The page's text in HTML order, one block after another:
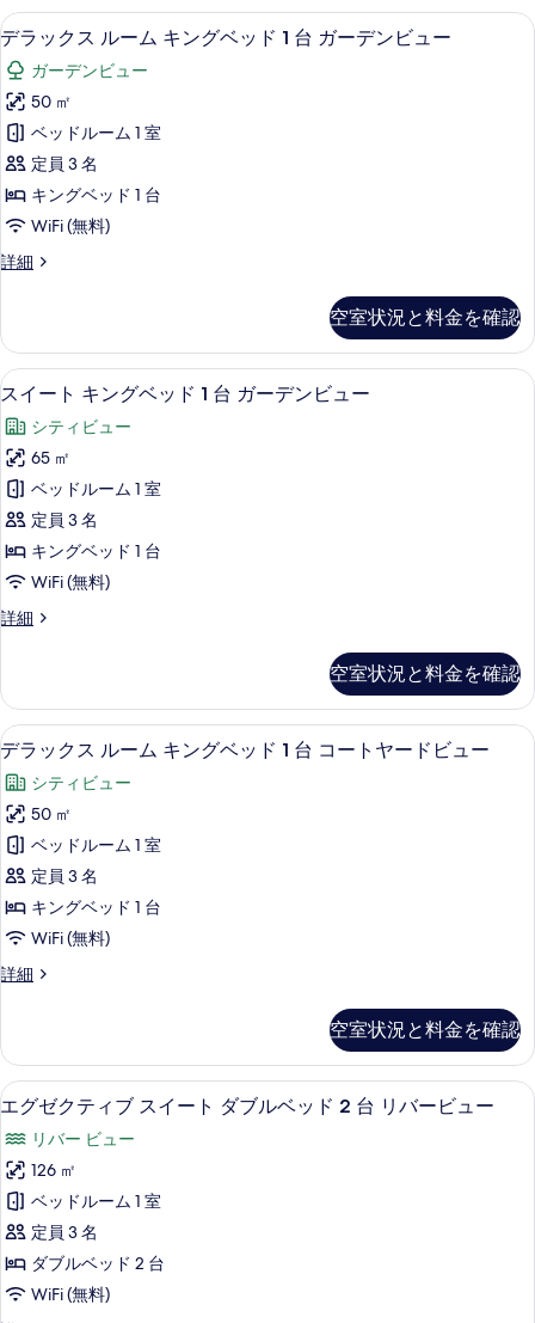
る
ュ
ー
の
す
べ
て
の
写
真
表
示
す
る
ビ
ュ
ー
の
詳
細
台
マ
ウ
ン
テ
ン
ビ
ュ
ー
べ
て
の
写
真
を
表
示
す
る
ン
グ
ッ
ド
台
マ
ウ
ン
テ
ビ
の
詳
細
デ
ラ
ッ
ク
ス
ル
ー
ム
キ
グ
ベ
ッ
ド
1
台
ガ
ー
デ
ン
ー
の
す
べ
て
の
写
真
を
表
す
る
デラックス ルーム キングベッド 1
7
デラックス ルーム キングベッド 1 台 ガーデンビュー
ガーデンビュー
50 ㎡
ベッドルーム 1 室
定員 3 名
キングベッド 1 台
WiFi (無料)
詳細
デ
ス
ル
ー
キ
ン
グ
ベ
ッ
ド
台
ー
ビ
ュ
ー
の
詳
細
空室状況と料金を確認
ス
イ
ー
ト
キ
ン
グ
ベ
ッ
1
台
ガ
ー
デ
ン
ビ
ュ
ー
の
て
の
真
を
表
示
す
る
スイート キングベッド 1 台 ガーデ
6
スイート キングベッド 1 台 ガーデンビュー
シティビュー
65 ㎡
ベッドルーム 1 室
定員 3 名
キングベッド 1 台
WiFi (無料)
詳細
ス
キ
ン
グ
ッ
ド
台
ガ
ー
デ
ン
ュ
詳
細
空室状況と料金を確認
デ
ラ
ッ
ク
ス
ル
ー
ム
キ
グ
ベ
ッ
ド
1
台
コ
ー
ト
イタリアのフレッテ製シーツ、高級
5
デラックス ルーム キングベッド 1 台 コートヤードビュー
シティビュー
50 ㎡
ベッドルーム 1 室
定員 3 名
キングベッド 1 台
WiFi (無料)
詳細
デ
ス
ル
ー
キ
ン
グ
ベ
ッ
ド
台
空室状況と料金を確認
エ
ゼ
ク
テ
ィ
ブ
ス
エグゼクティブ スイート ダブルベ
6
エグゼクティブ スイート ダブルベッド 2 台 リバービュー
リバー ビュー
126 ㎡
ベッドルーム 1 室
定員 3 名
ダブルベッド 2 台
WiFi (無料)